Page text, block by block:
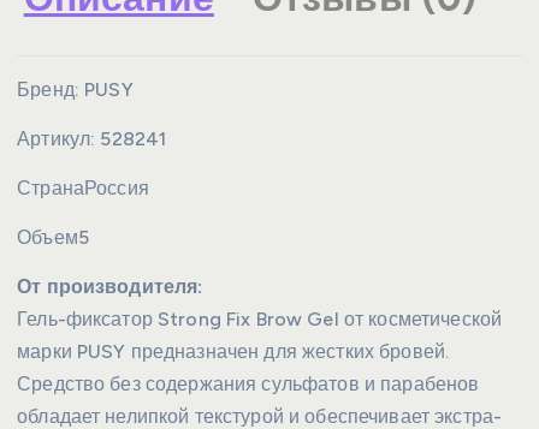
Бренд: PUSY
Артикул: 528241
СтранаРоссия
Объем5
От производителя:
Гель-фиксатор Strong Fix Brow Gel от косметической
марки PUSY предназначен для жестких бровей.
Средство без содержания сульфатов и парабенов
обладает нелипкой текстурой и обеспечивает экстра-